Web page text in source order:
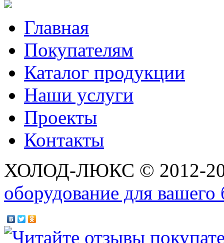
Главная
Покупателям
Каталог продукции
Наши услуги
Проекты
Контакты
ХОЛОД-ЛЮКС © 2012-
оборудование для вашего